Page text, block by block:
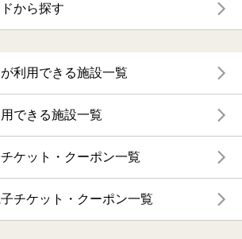
から探す
利用できる施設一覧
できる施設一覧
ケット・クーポン一覧
チケット・クーポン一覧